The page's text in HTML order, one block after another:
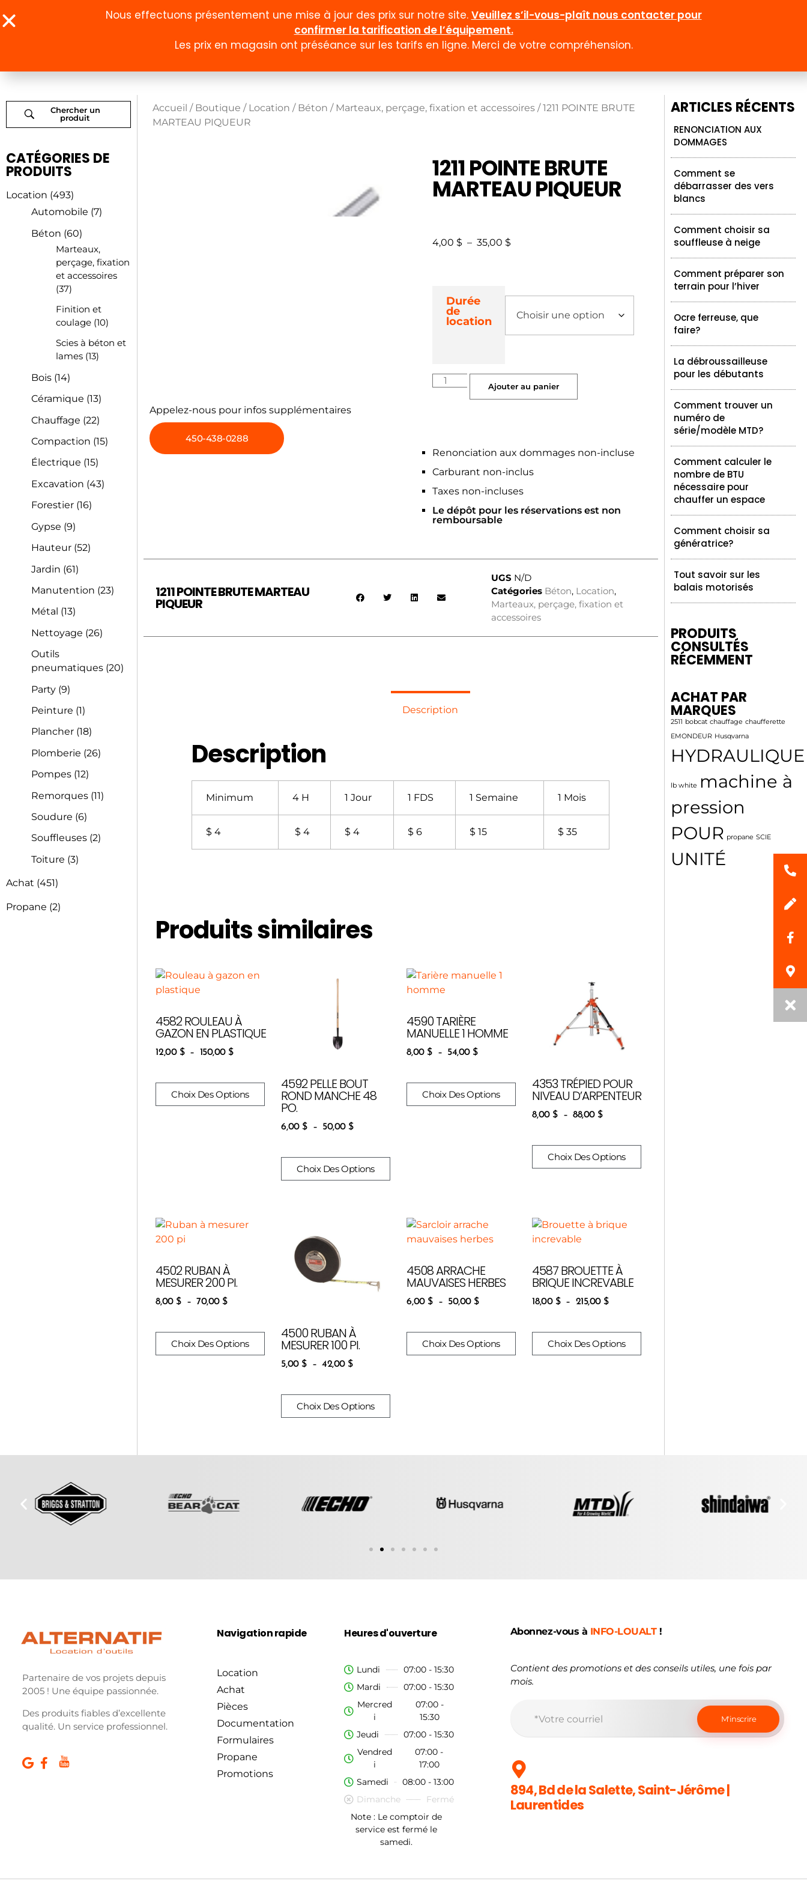
À propos Boutique Documentation Formulaires Promotion et rabais Emploi
Chercher un
produit
CATÉGORIES DE
PRODUITS
Location (493)
Automobile (7)
Béton (60)
Marteaux,
perçage, fixation
et accessoires
(37)
Finition et
coulage (10)
Scies à béton et
lames (13)
Bois (14)
Céramique (13)
Chauffage (22)
Compaction (15)
Électrique (15)
Excavation (43)
Forestier (16)
Gypse (9)
Hauteur (52)
Jardin (61)
Manutention (23)
Métal (13)
Nettoyage (26)
Outils
pneumatiques (20)
Party (9)
Peinture (1)
Plancher (18)
Plomberie (26)
Pompes (12)
Remorques (11)
Soudure (6)
Souffleuses (2)
Toiture (3)
Achat (451)
Propane (2)
Accueil / Boutique / Location / Béton / Marteaux, perçage, fixation et accessoires / 1211 POINTE BRUTE
MARTEAU PIQUEUR
Appelez-nous pour infos supplémentaires
450-438-0288
1211 POINTE BRUTE
MARTEAU PIQUEUR
4,00 $ – 35,00 $
Durée
de
location
Ajouter au panier
Renonciation aux dommages non-incluse
Carburant non-inclus
Taxes non-incluses
Le dépôt pour les réservations est non
remboursable
1211 POINTE BRUTE MARTEAU
PIQUEUR
UGS N/D
Catégories Béton, Location,
Marteaux, perçage, fixation et
accessoires
Description
Description
Minimum 4 H 1 Jour 1 FDS 1 Semaine 1 Mois
$ 4 $ 4 $ 4 $ 6 $ 15 $ 35
Produits similaires
4582 ROULEAU À
GAZON EN PLASTIQUE
12,00 $ – 150,00 $
Choix Des Options
4592 PELLE BOUT
ROND MANCHE 48
PO.
6,00 $ – 50,00 $
Choix Des Options
4590 TARIÈRE
MANUELLE 1 HOMME
8,00 $ – 54,00 $
Choix Des Options
4353 TRÉPIED POUR
NIVEAU D’ARPENTEUR
8,00 $ – 88,00 $
Choix Des Options
4502 RUBAN À
MESURER 200 PI.
8,00 $ – 70,00 $
Choix Des Options
4500 RUBAN À
MESURER 100 PI.
5,00 $ – 42,00 $
Choix Des Options
4508 ARRACHE
MAUVAISES HERBES
6,00 $ – 50,00 $
Choix Des Options
4587 BROUETTE À
BRIQUE INCREVABLE
18,00 $ – 215,00 $
Choix Des Options
ARTICLES RÉCENTS
RENONCIATION AUX
DOMMAGES
Comment se
débarrasser des vers
blancs
Comment choisir sa
souffleuse à neige
Comment préparer son
terrain pour l’hiver
Ocre ferreuse, que
faire?
La débroussailleuse
pour les débutants
Comment trouver un
numéro de
série/modèle MTD?
Comment calculer le
nombre de BTU
nécessaire pour
chauffer un espace
Comment choisir sa
génératrice?
Tout savoir sur les
balais motorisés
PRODUITS
CONSULTÉS
RÉCEMMENT
ACHAT PAR
MARQUES
2511 bobcat chauffage chaufferette
EMONDEUR Husqvarna
HYDRAULIQUE
lb white machine à
pression
POUR propane SCIE
UNITÉ
Partenaire de vos projets depuis
2005 ! Une équipe passionnée.
Des produits fiables d’excellente
qualité. Un service professionnel.
Navigation rapide
Location
Achat
Pièces
Documentation
Formulaires
Propane
Promotions
Heures d'ouverture
Lundi
07:00 - 15:30
Mardi
07:00 - 15:30
Mercred
i
07:00 -
15:30
Jeudi
07:00 - 15:30
Vendred
i
07:00 -
17:00
Samedi
08:00 - 13:00
Dimanche
Fermé
Note : Le comptoir de
service est fermé le
samedi.
Abonnez-vous à INFO-LOUALT !
Contient des promotions et des conseils utiles, une fois par
mois.
894, Bd de la Salette, Saint-Jérôme |
Laurentides
Nous effectuons présentement une mise à jour des prix sur notre site. Veuillez s’il-vous-plaît nous contacter pour
confirmer la tarification de l’équipement.
Les prix en magasin ont préséance sur les tarifs en ligne. Merci de votre compréhension.